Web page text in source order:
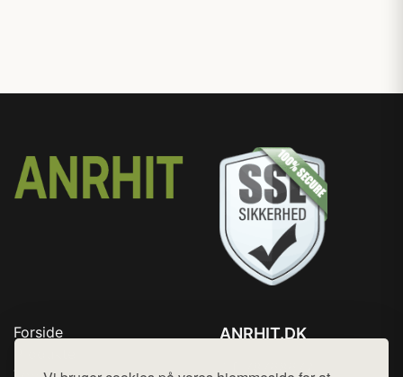
Forside
ANRHIT.DK